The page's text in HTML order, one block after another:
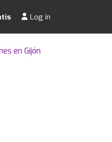
Log in
en Gijón